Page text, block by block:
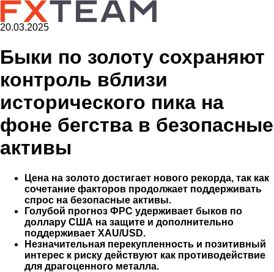
20.03.2025
Быки по золоту сохраняют
контроль вблизи
исторического пика на
фоне бегства в безопасные
активы
Цена на золото достигает нового рекорда, так как
сочетание факторов продолжает поддерживать
спрос на безопасные активы.
Голубой прогноз ФРС удерживает быков по
доллару США на защите и дополнительно
поддерживает XAU/USD.
Незначительная перекупленность и позитивный
интерес к риску действуют как противодействие
для драгоценного металла.